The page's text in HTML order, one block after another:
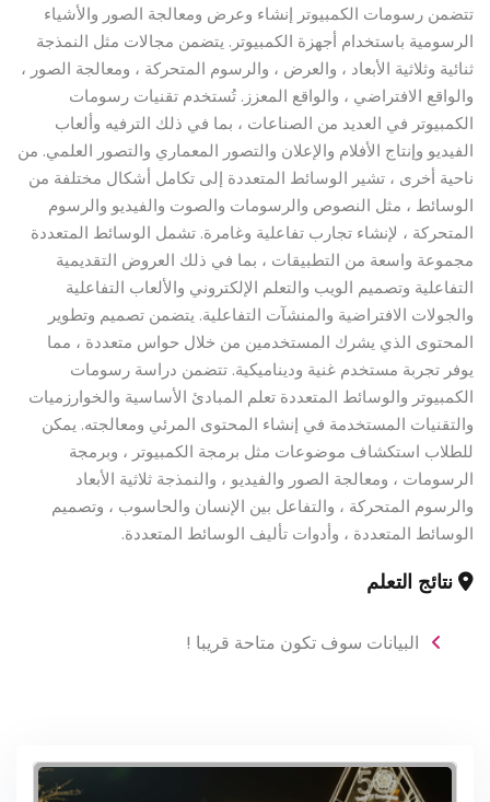
تتضمن رسومات الكمبيوتر إنشاء وعرض ومعالجة الصور والأشياء
الرسومية باستخدام أجهزة الكمبيوتر. يتضمن مجالات مثل النمذجة
ثنائية وثلاثية الأبعاد ، والعرض ، والرسوم المتحركة ، ومعالجة الصور ،
والواقع الافتراضي ، والواقع المعزز. تُستخدم تقنيات رسومات
الكمبيوتر في العديد من الصناعات ، بما في ذلك الترفيه وألعاب
الفيديو وإنتاج الأفلام والإعلان والتصور المعماري والتصور العلمي. من
ناحية أخرى ، تشير الوسائط المتعددة إلى تكامل أشكال مختلفة من
الوسائط ، مثل النصوص والرسومات والصوت والفيديو والرسوم
المتحركة ، لإنشاء تجارب تفاعلية وغامرة. تشمل الوسائط المتعددة
مجموعة واسعة من التطبيقات ، بما في ذلك العروض التقديمية
التفاعلية وتصميم الويب والتعلم الإلكتروني والألعاب التفاعلية
والجولات الافتراضية والمنشآت التفاعلية. يتضمن تصميم وتطوير
المحتوى الذي يشرك المستخدمين من خلال حواس متعددة ، مما
يوفر تجربة مستخدم غنية وديناميكية. تتضمن دراسة رسومات
الكمبيوتر والوسائط المتعددة تعلم المبادئ الأساسية والخوارزميات
والتقنيات المستخدمة في إنشاء المحتوى المرئي ومعالجته. يمكن
للطلاب استكشاف موضوعات مثل برمجة الكمبيوتر ، وبرمجة
الرسومات ، ومعالجة الصور والفيديو ، والنمذجة ثلاثية الأبعاد
والرسوم المتحركة ، والتفاعل بين الإنسان والحاسوب ، وتصميم
الوسائط المتعددة ، وأدوات تأليف الوسائط المتعددة.
نتائج التعلم
البيانات سوف تكون متاحة قريبا !